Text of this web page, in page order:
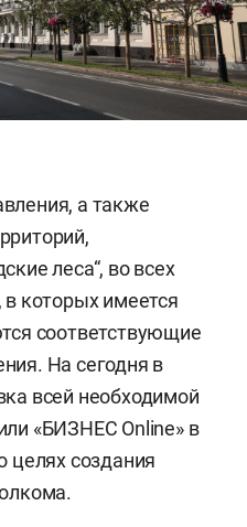
а также
леса“, во всех
в которых имеется
соответствующие
На сегодня в
всей необходимой
«БИЗНЕС Online» в
целях создания